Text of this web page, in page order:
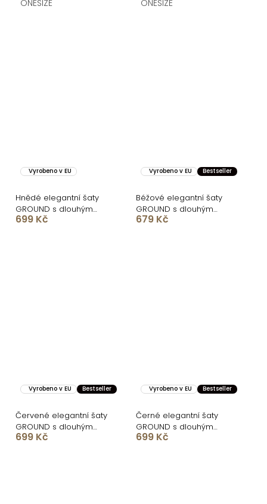
ONESIZE ONESIZE
Vyrobeno v EU
Hnědé elegantní šaty
GROUND s dlouhým
rukávem
699 Kč
Vyrobeno v EU Bestseller
Béžové elegantní šaty
GROUND s dlouhým
rukávem
679 Kč
Vyrobeno v EU Bestseller
Červené elegantní šaty
GROUND s dlouhým
rukávem
699 Kč
Vyrobeno v EU Bestseller
Černé elegantní šaty
GROUND s dlouhým
rukávem
699 Kč